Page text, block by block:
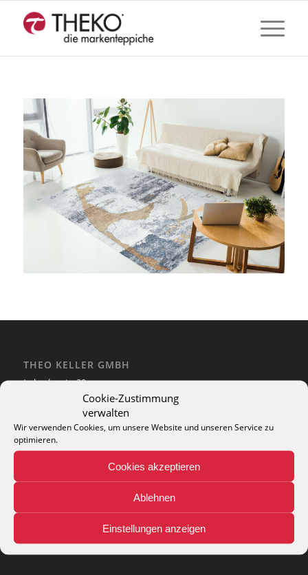
Cookie-Zustimmung
verwalten
Wir verwenden Cookies, um unsere Website und unseren Service zu
optimieren.
Cookies akzeptieren
Ablehnen
Einstellungen anzeigen
THEO KELLER GMBH
Lohackerstr. 30
44867 Bochum
phone: + 49 (2327) 3083 - 20
e-mail:info@theko-collection.com
Teppich-Lexikon